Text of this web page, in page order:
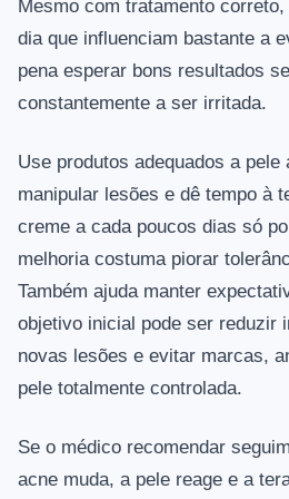
Mesmo com tratamento
dia que influenciam bastante a
pena esperar bons resultados
constantemente a ser irritada.
Use produtos adequados a pele
manipular lesões e dê tempo à
creme a cada poucos dias só
melhoria costuma piorar
Também ajuda manter
objetivo inicial pode ser reduzir
novas lesões e evitar marcas,
pele totalmente controlada.
Se o médico recomendar
acne muda, a pele reage e a